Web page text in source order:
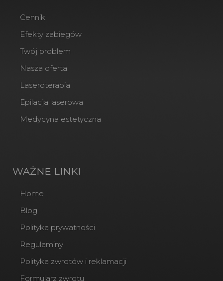
Cennik
Efekty zabiegów
Twój problem
Nasza oferta
Laseroterapia
Epilacja laserowa
Medycyna estetyczna
WAŻNE LINKI
Home
Blog
Polityka prywatności
Regulaminy
Polityka zwrotów i reklamacji
Formularz zwrotu